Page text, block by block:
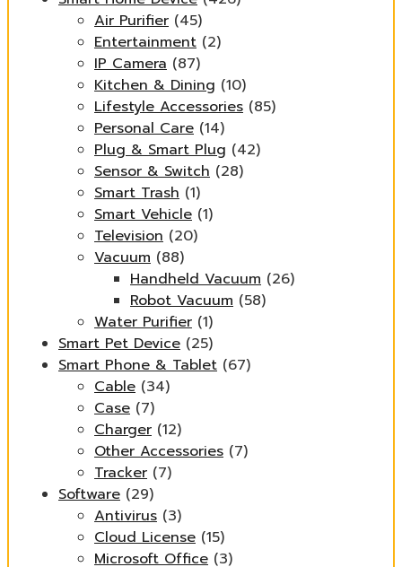
Air Purifier (45)
Entertainment (2)
IP Camera (87)
Kitchen & Dining (10)
Lifestyle Accessories (85)
Personal Care (14)
Plug & Smart Plug (42)
Sensor & Switch (28)
Smart Trash (1)
Smart Vehicle (1)
Television (20)
Vacuum (88)
Handheld Vacuum (26)
Robot Vacuum (58)
Water Purifier (1)
Smart Pet Device (25)
Smart Phone & Tablet (67)
Cable (34)
Case (7)
Charger (12)
Other Accessories (7)
Tracker (7)
Software (29)
Antivirus (3)
Cloud License (15)
Microsoft Office (3)